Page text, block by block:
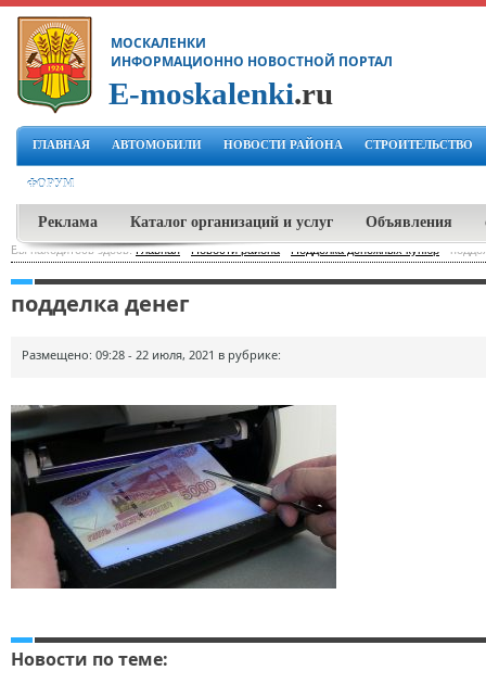
МОСКАЛЕНКИ
ИНФОРМАЦИОННО НОВОСТНОЙ ПОРТАЛ
E-moskalenki.ru
ГЛАВНАЯ АВТОМОБИЛИ НОВОСТИ РАЙОНА СТРОИТЕЛЬСТВО
ФОРУМ
Реклама Каталог организаций и услуг Объявления
Вы находитесь здесь:Главная-Новости района Подделка денежных купюр
подделка денег
Размещено: 09:28 - 22 июля, 2021 в рубрике:
Новости по теме: